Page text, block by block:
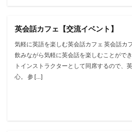
英会話カフェ【交流イベント】
気軽に英語を楽しむ英会話カフェ 英会話カ
飲みながら気軽に英会話を楽しむことがで
トインストラクターとして同席するので、
心。 参 […]